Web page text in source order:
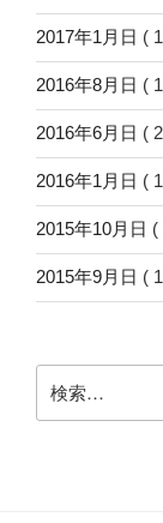
2017年1月日 (
2016年8月日 (
2016年6月日 (
2016年1月日 (
2015年10月日 (
2015年9月日 (
索: